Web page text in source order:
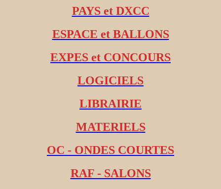
PAYS et DXCC
ESPACE et BALLONS
EXPES et CONCOURS
LOGICIELS
LIBRAIRIE
MATERIELS
OC - ONDES COURTES
RAF - SALONS